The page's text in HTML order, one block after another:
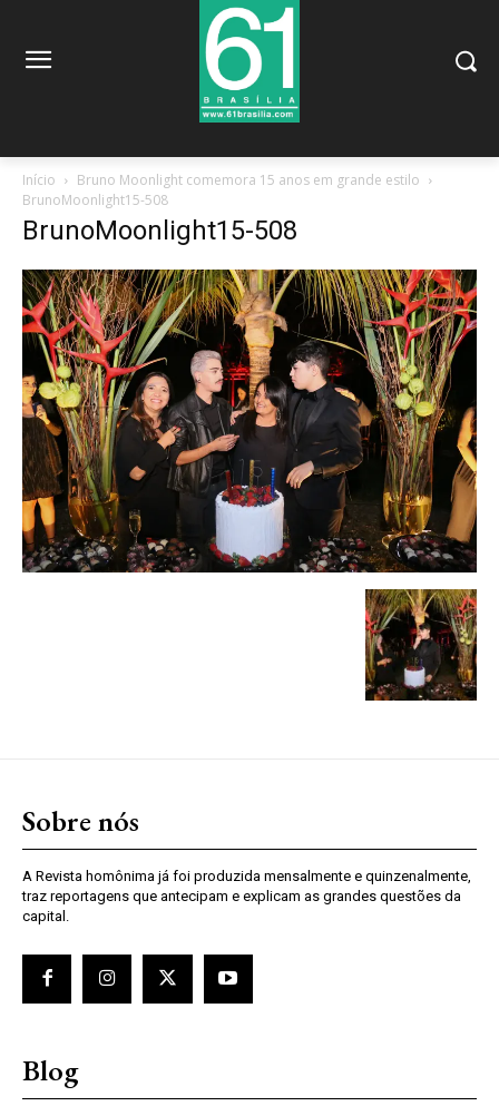
Início
Bruno Moonlight comemora 15 anos em grande estilo
BrunoMoonlight15-508
BrunoMoonlight15-508
Sobre nós
A Revista homônima já foi produzida mensalmente e quinzenalmente,
traz reportagens que antecipam e explicam as grandes questões da
capital.
Blog